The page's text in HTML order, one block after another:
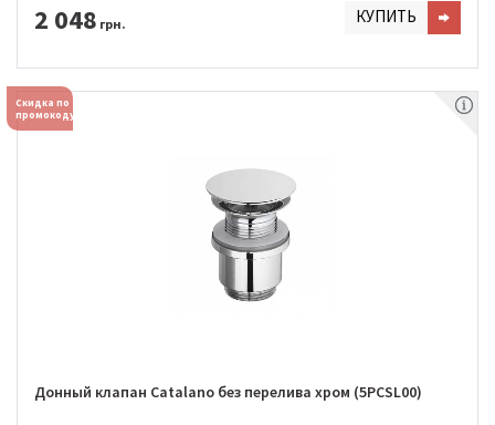
2 048 грн. КУПИТЬ
Скидка по
промокоду
Донный клапан Catalano без перелива хром (5PCSL00)